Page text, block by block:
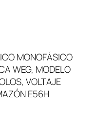
MONOFÁSICO
WEG, MODELO
VOLTAJE
E56H